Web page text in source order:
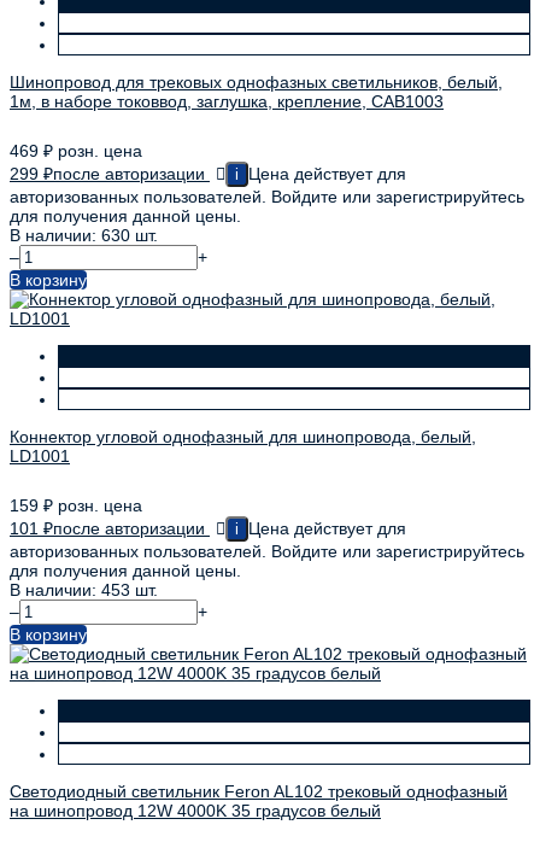
Шинопровод для трековых однофазных светильников, белый,
1м, в наборе токоввод, заглушка, крепление, CAB1003
469 ₽ розн. цена
299 ₽после авторизации i
Цена действует для
авторизованных пользователей. Войдите или зарегистрируйтесь
для получения данной цены.
В наличии: 630 шт.
–
+
В корзину
Коннектор угловой однофазный для шинопровода, белый,
LD1001
159 ₽ розн. цена
101 ₽после авторизации i
Цена действует для
авторизованных пользователей. Войдите или зарегистрируйтесь
для получения данной цены.
В наличии: 453 шт.
–
+
В корзину
Светодиодный светильник Feron AL102 трековый однофазный
на шинопровод 12W 4000K 35 градусов белый